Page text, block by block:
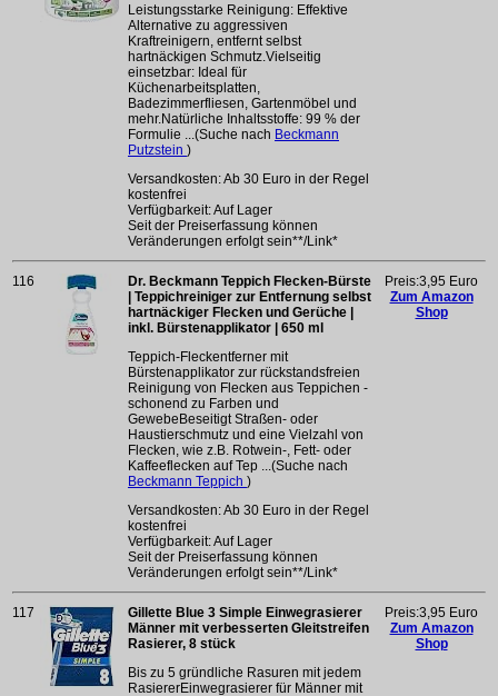
Leistungsstarke Reinigung: Effektive
Alternative zu aggressiven
Kraftreinigern, entfernt selbst
hartnäckigen Schmutz.Vielseitig
einsetzbar: Ideal für
Küchenarbeitsplatten,
Badezimmerfliesen, Gartenmöbel und
mehr.Natürliche Inhaltsstoffe: 99 % der
Formulie ...(Suche nach Beckmann
Putzstein )
Versandkosten: Ab 30 Euro in der Regel
kostenfrei
Verfügbarkeit: Auf Lager
Seit der Preiserfassung können
Veränderungen erfolgt sein**/Link*
116
Dr. Beckmann Teppich Flecken-Bürste
| Teppichreiniger zur Entfernung selbst
hartnäckiger Flecken und Gerüche |
inkl. Bürstenapplikator | 650 ml
Teppich-Fleckentferner mit
Bürstenapplikator zur rückstandsfreien
Reinigung von Flecken aus Teppichen -
schonend zu Farben und
GewebeBeseitigt Straßen- oder
Haustierschmutz und eine Vielzahl von
Flecken, wie z.B. Rotwein-, Fett- oder
Kaffeeflecken auf Tep ...(Suche nach
Beckmann Teppich )
Versandkosten: Ab 30 Euro in der Regel
kostenfrei
Verfügbarkeit: Auf Lager
Seit der Preiserfassung können
Veränderungen erfolgt sein**/Link*
Preis:3,95 Euro
Zum Amazon
Shop
117
Gillette Blue 3 Simple Einwegrasierer
Männer mit verbesserten Gleitstreifen
Rasierer, 8 stück
Bis zu 5 gründliche Rasuren mit jedem
RasiererEinwegrasierer für Männer mit
Preis:3,95 Euro
Zum Amazon
Shop